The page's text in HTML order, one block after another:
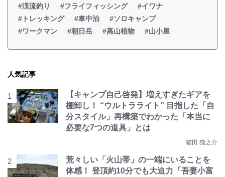
#渓流釣り #フライフィッシング
#イワナ
#トレッキング
#車中泊
#ソロキャンプ
#ワークマン
#朝日岳 #高山植物 #山小屋
人気記事
【キャンプ自己啓発】増えすぎたギアを
棚卸し！ “ウルトラライト” 目指した「自
分スタイル」再構築でわかった「本当に
必要な7つの道具」とは
猫田 猫之介
荒々しい「火山帯」の一端にいることを
体感！ 登頂約10分でも大迫力「吾妻小富